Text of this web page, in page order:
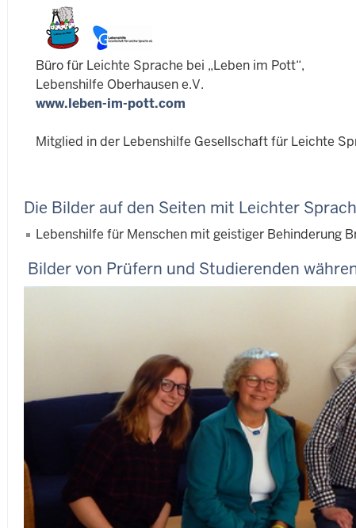
Büro für Leichte Sprache bei „Leben im Pott“,
Lebenshilfe Oberhausen e.V.
www.leben-im-pott.com
Mitglied in der Lebenshilfe Gesellschaft für Leichte
Die Bilder auf den Seiten mit Leichter
Lebenshilfe für Menschen mit geistiger Behinderung
Bilder von Prüfern und Studierenden